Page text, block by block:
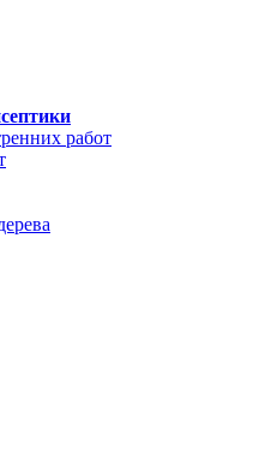
работ